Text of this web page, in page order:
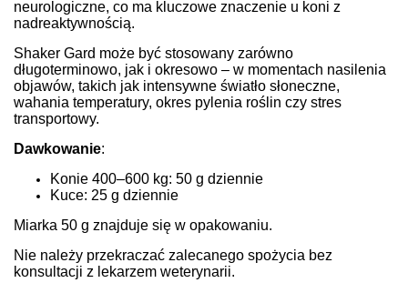
neurologiczne, co ma kluczowe znaczenie u koni z
nadreaktywnością.
Shaker Gard może być stosowany zarówno
długoterminowo, jak i okresowo – w momentach nasilenia
objawów, takich jak intensywne światło słoneczne,
wahania temperatury, okres pylenia roślin czy stres
transportowy.
Dawkowanie:
Konie 400–600 kg: 50 g dziennie
Kuce: 25 g dziennie
Miarka 50 g znajduje się w opakowaniu.
Nie należy przekraczać zalecanego spożycia bez
konsultacji z lekarzem weterynarii.